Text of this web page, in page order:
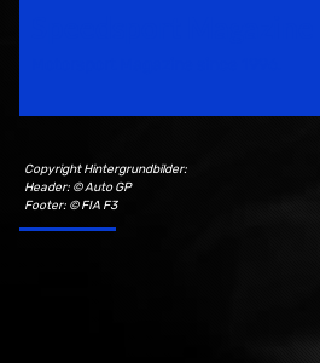
Copyright Hintergrundbilder:
Header: © Auto GP
Footer: © FIA F3